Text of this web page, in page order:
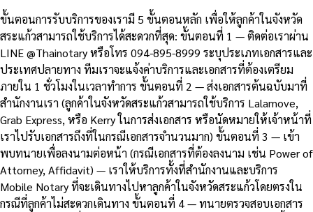
ขั้นตอนการรับบริการของเรามี 5 ขั้นตอนหลัก เพื่อให้ลูกค้าในจังหวัด
สระแก้วสามารถใช้บริการได้สะดวกที่สุด: ขั้นตอนที่ 1 — ติดต่อเราผ่าน
LINE @Thainotary หรือโทร 094-895-8999 ระบุประเภทเอกสารและ
ประเทศปลายทาง ทีมเราจะแจ้งค่าบริการและเอกสารที่ต้องเตรียม
ภายใน 1 ชั่วโมงในเวลาทำการ ขั้นตอนที่ 2 — ส่งเอกสารต้นฉบับมาที่
สำนักงานเรา (ลูกค้าในจังหวัดสระแก้วสามารถใช้บริการ Lalamove,
Grab Express, หรือ Kerry ในการส่งเอกสาร หรือนัดหมายให้เจ้าหน้าที่
เราไปรับเอกสารถึงที่ในกรณีเอกสารจำนวนมาก) ขั้นตอนที่ 3 — เข้า
พบทนายเพื่อลงนามต่อหน้า (กรณีเอกสารที่ต้องลงนาม เช่น Power of
Attorney, Affidavit) — เราให้บริการทั้งที่สำนักงานและบริการ
Mobile Notary ที่จะเดินทางไปหาลูกค้าในจังหวัดสระแก้วโดยตรงใน
กรณีที่ลูกค้าไม่สะดวกเดินทาง ขั้นตอนที่ 4 — ทนายตรวจสอบเอกสาร